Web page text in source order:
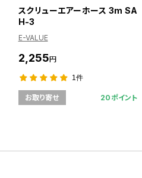
スクリューエアーホース 3m SA
H-3
E-VALUE
2,255円
1件
お取り寄せ 20ポイント